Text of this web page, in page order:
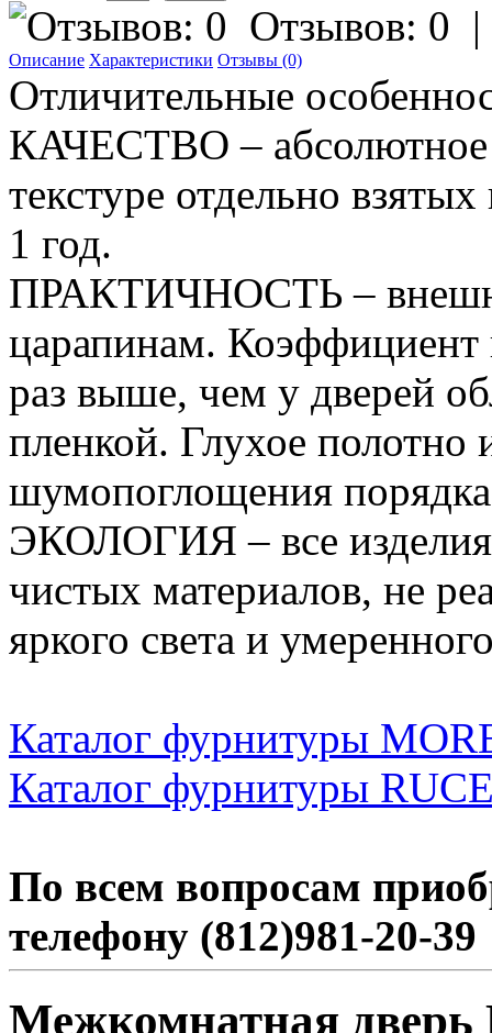
Отзывов: 0
Описание Характеристики Отзывы (0)
Отличительные
КАЧЕСТВО – абсолютное
текстуре отдельно
1 год.
ПРАКТИЧНОСТЬ –
царапинам. Коэффициент
раз выше, чем у дверей
пленкой. Глухое полотно
шумопоглощения
ЭКОЛОГИЯ – все изделия
чистых материалов, не
яркого света и
Каталог фурнитуры
Каталог фурнитуры
По всем вопросам
телефону (812)981-20-39
Межкомнатная дверь